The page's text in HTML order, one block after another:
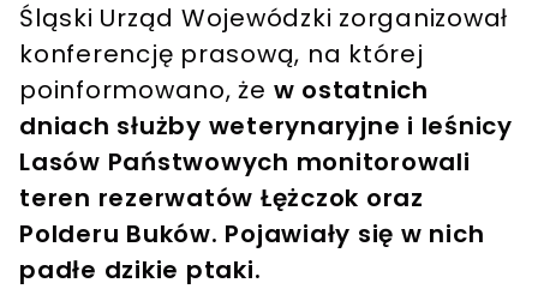
Śląski Urząd Wojewódzki zorganizował
konferencję prasową, na której
poinformowano, że w ostatnich
dniach służby weterynaryjne i leśnicy
Lasów Państwowych monitorowali
teren rezerwatów Łężczok oraz
Polderu Buków. Pojawiały się w nich
padłe dzikie ptaki.